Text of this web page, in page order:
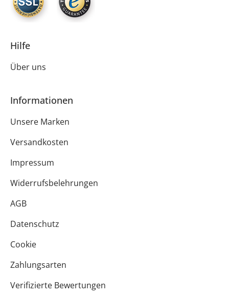
Hilfe
Über uns
Informationen
Unsere Marken
Versandkosten
Impressum
Widerrufsbelehrungen
AGB
Datenschutz
Cookie
Zahlungsarten
Verifizierte Bewertungen